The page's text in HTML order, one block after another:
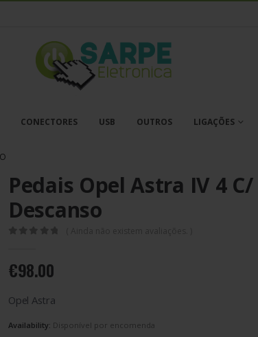
CONECTORES USB OUTROS LIGAÇÕES
Pedais Opel Astra IV 4 C/
Descanso
€98.00
Opel Astra
Availability: Disponível por encomenda